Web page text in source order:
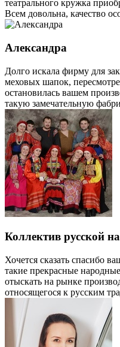
театрального кружка
Всем довольна, качество
Александра
Долго искала фирму для
меховых шапок,
остановилась вашем
такую замечательную
Коллектив русской
Хочется сказать спасибо
такие прекрасные
отыскать на рынке
относящегося к русским